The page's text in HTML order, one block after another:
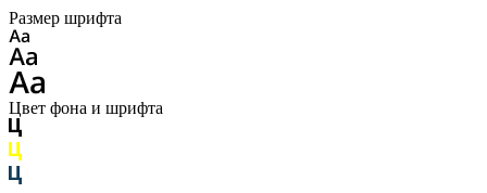
Размер шрифта
Цвет фона и шрифта